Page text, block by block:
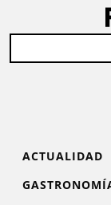
ACTUALIDAD